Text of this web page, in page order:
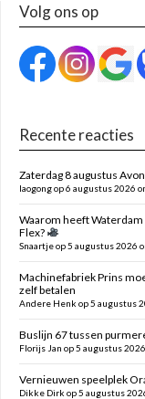
Volg ons op
Recente reacties
Zaterdag 8 augustus
laogong op 6 augustus 2026
Waarom heeft Waterdam
Flex?
Snaartje op 5 augustus 2026
Machinefabriek Prins
zelf betalen
Andere Henk op 5 augustus
Buslijn 67 tussen
Florijs Jan op 5 augustus
Vernieuwen speelplek
Dikke Dirk op 5 augustus